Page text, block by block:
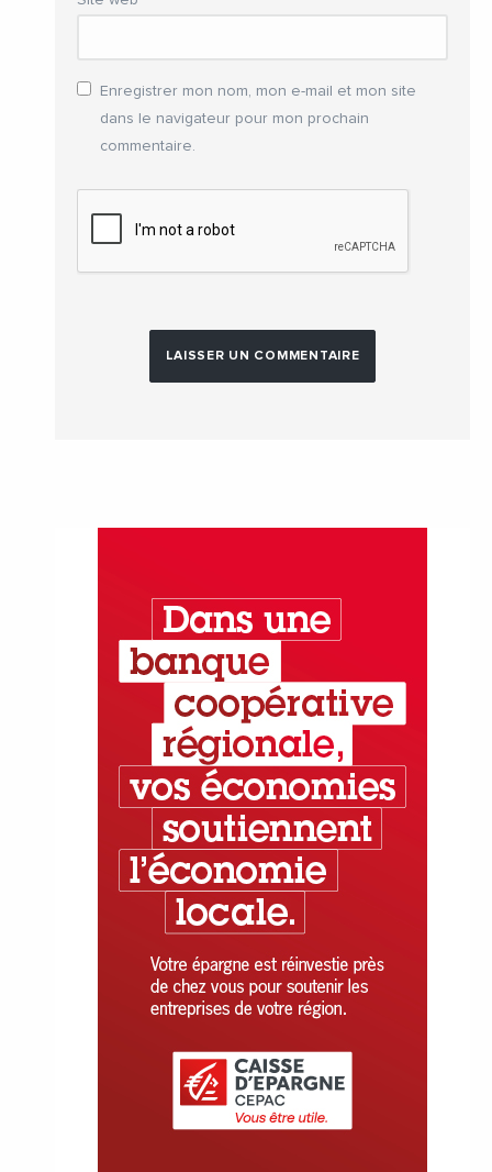
Enregistrer mon nom, mon e-mail et mon site
dans le navigateur pour mon prochain
commentaire.